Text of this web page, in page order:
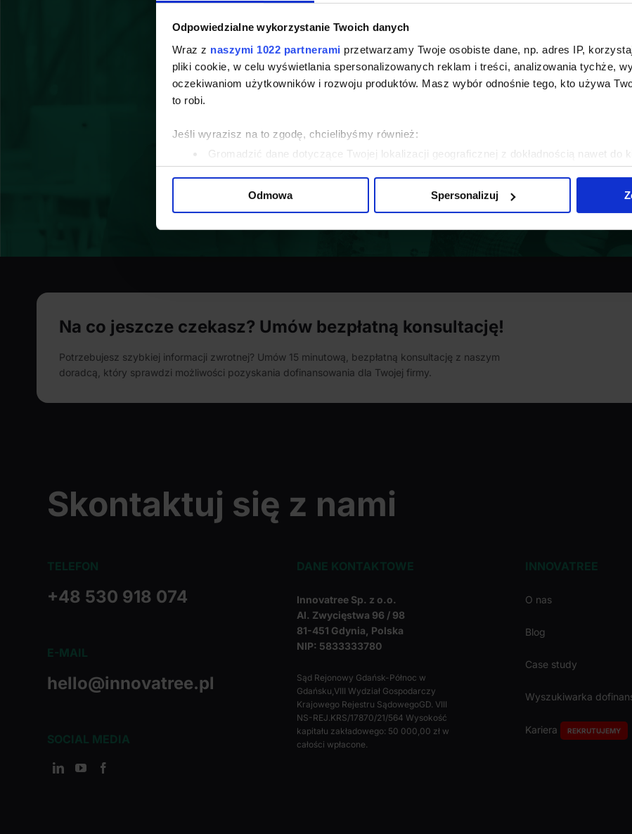
Odpowiedzialne wykorzystanie Twoich danych
Wraz z naszymi 1022 partnerami przetwarzamy Twoje osobiste dane, np. adres IP,
pliki cookie, w celu wyświetlania spersonalizowanych reklam i treści, analizowania tychże,
oczekiwaniom użytkowników i rozwoju produktów. Masz wybór odnośnie tego, kto używa
to robi.
Jeśli wyrazisz na to zgodę, chcielibyśmy również:
Gromadzić dane dotyczące Twojej lokalizacji geograficznej z dokładnością nawet do
Identyfikować Twoje urządzenie, aktywnie analizując charakteryzującego je zbiory
reklamowym i analitycznym. Partnerzy mogą połączyć te informacje z innymi danymi
Odmowa Spersonalizuj
Na co jeszcze czekasz? Umów bezpłatną konsultację!
Potrzebujesz szybkiej informacji zwrotnej? Umów 15 minutową, bezpłatną konsultację z naszym
doradcą, który sprawdzi możliwości pozyskania dofinansowania dla Twojej firmy.
Skontaktuj się z nami
TELEFON
+48 530 918 074
E-MAIL
hello@innovatree.pl
SOCIAL MEDIA
DANE KONTAKTOWE
Innovatree Sp. z o.o.
Al. Zwycięstwa 96 / 98
81-451 Gdynia, Polska
NIP: 5833333780
Sąd Rejonowy Gdańsk-Północ w
Gdańsku,VIII Wydział Gospodarczy
Krajowego Rejestru SądowegoGD. VIII
NS-REJ.KRS/17870/21/564 Wysokość
kapitału zakładowego: 50 000,00 zł w
całości wpłacone.
INNOVATREE
O nas
Blog
Case study
Wyszukiwarka
Kariera REKRUTUJEMY